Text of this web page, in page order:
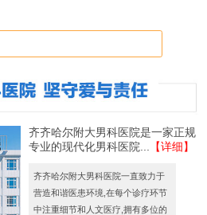
齐齐哈尔附大男科医院是一家正规
专业的现代化男科医院...
【详细】
齐齐哈尔附大男科医院一直致力于
营造和谐医患环境,在每个诊疗环节
中注重细节和人文医疗,拥有多位的